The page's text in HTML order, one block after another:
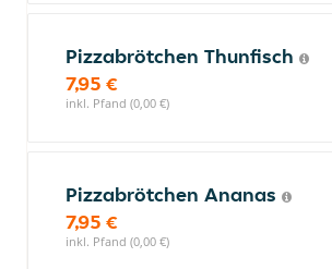
Pizzabrötchen Thunfisch
7,95 €
inkl. Pfand (0,00 €)
Pizzabrötchen Ananas
7,95 €
inkl. Pfand (0,00 €)